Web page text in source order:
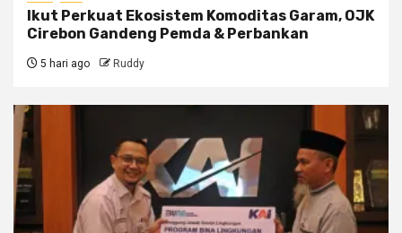
Ikut Perkuat Ekosistem Komoditas Garam, OJK
Cirebon Gandeng Pemda & Perbankan
5 hari ago Ruddy